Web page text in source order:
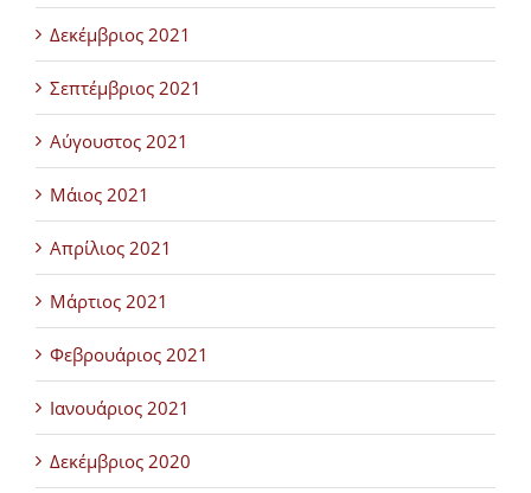
Δεκέμβριος 2021
Σεπτέμβριος 2021
Αύγουστος 2021
Μάιος 2021
Απρίλιος 2021
Μάρτιος 2021
Φεβρουάριος 2021
Ιανουάριος 2021
Δεκέμβριος 2020